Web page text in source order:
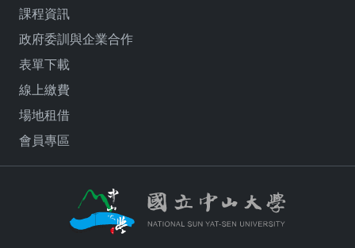
課程資訊
政府委訓與企業合作
表單下載
線上繳費
場地租借
會員專區